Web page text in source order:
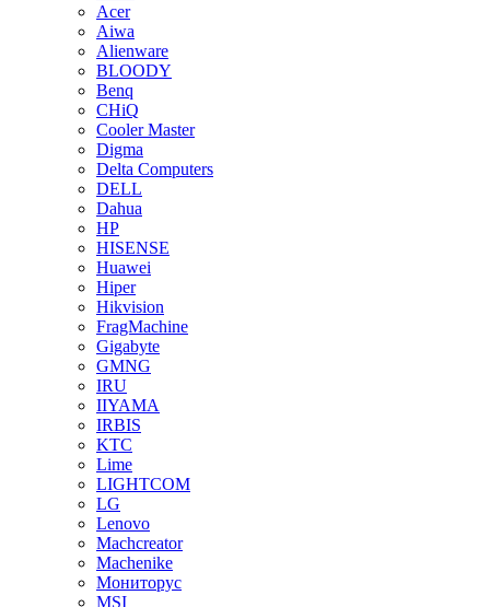
Acer
Aiwa
Alienware
BLOODY
Benq
CHiQ
Cooler Master
Digma
Delta Computers
DELL
Dahua
HP
HISENSE
Huawei
Hiper
Hikvision
FragMachine
Gigabyte
GMNG
IRU
IIYAMA
IRBIS
KTC
Lime
LIGHTCOM
LG
Lenovo
Machcreator
Machenike
Мониторус
MSI